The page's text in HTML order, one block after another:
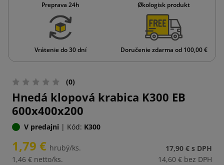
Preprava 24h Økologisk produkt
Vrátenie do 30 dní Doručenie zdarma od 100,00 €
(0)
Hnedá klopová krabica K300 EB
600x400x200
V predajni | Kód: K300
1,79 € hrubý/ks.
1,46 € netto/ks.
17,90 € s DPH
14,60 € bez DPH